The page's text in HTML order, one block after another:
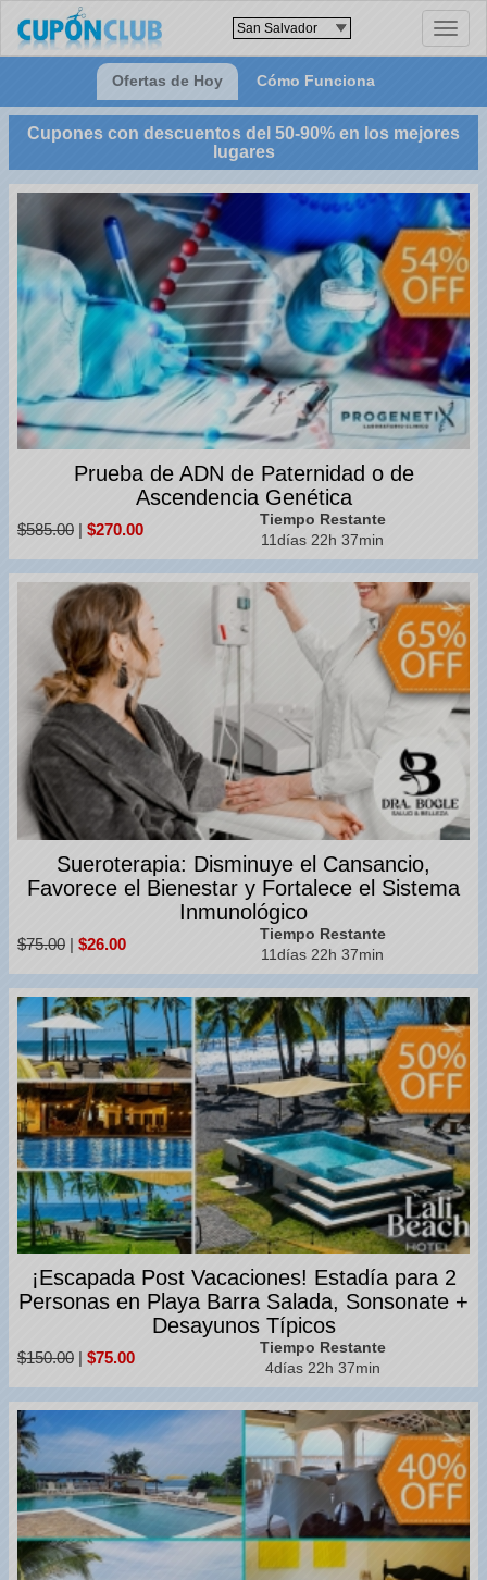
Toggle
Ofertas de Hoy Cómo Funciona
Cupones con descuentos del 50-90% en los mejores
lugares
Prueba de ADN de Paternidad o de
Ascendencia Genética
$585.00 | $270.00
Tiempo Restante
11días 22h 37min
Sueroterapia: Disminuye el Cansancio,
Favorece el Bienestar y Fortalece el Sistema
Inmunológico
$75.00 | $26.00
Tiempo Restante
11días 22h 37min
¡Escapada Post Vacaciones! Estadía para 2
Personas en Playa Barra Salada, Sonsonate +
Desayunos Típicos
$150.00 | $75.00
Tiempo Restante
4días 22h 37min